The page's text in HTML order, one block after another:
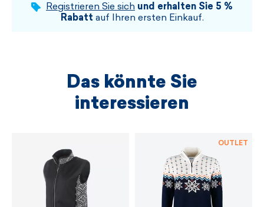
Registrieren Sie sich und erhalten Sie 5 %
Rabatt auf Ihren ersten Einkauf.
Das könnte Sie
interessieren
OUTLET